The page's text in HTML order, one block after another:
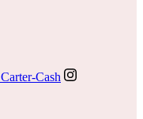
Carter-Cash